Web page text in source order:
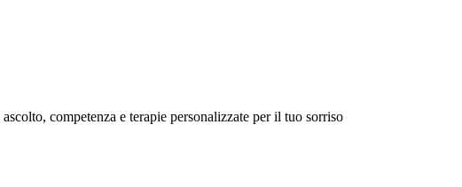
competenza e terapie personalizzate per il tuo sorriso